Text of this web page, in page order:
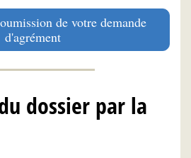
de votre demande
d'agrément
dossier par la